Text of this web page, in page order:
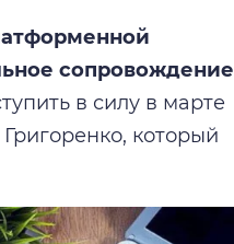
сопровождение
в силу в марте
который